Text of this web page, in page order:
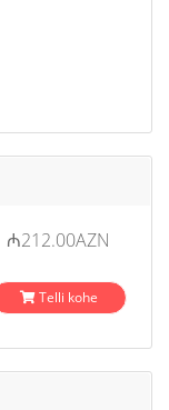
₼212.00AZN
Telli kohe